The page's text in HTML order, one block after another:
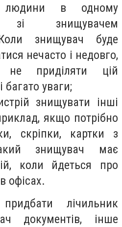
людини в одному
зі знищувачем
знищувач буде
нечасто і недовго,
приділяти цій
багато уваги;
знищувати інші
якщо потрібно
скріпки, картки з
знищувач має
коли йдеться про
офісах.
лічильник
документів, інше